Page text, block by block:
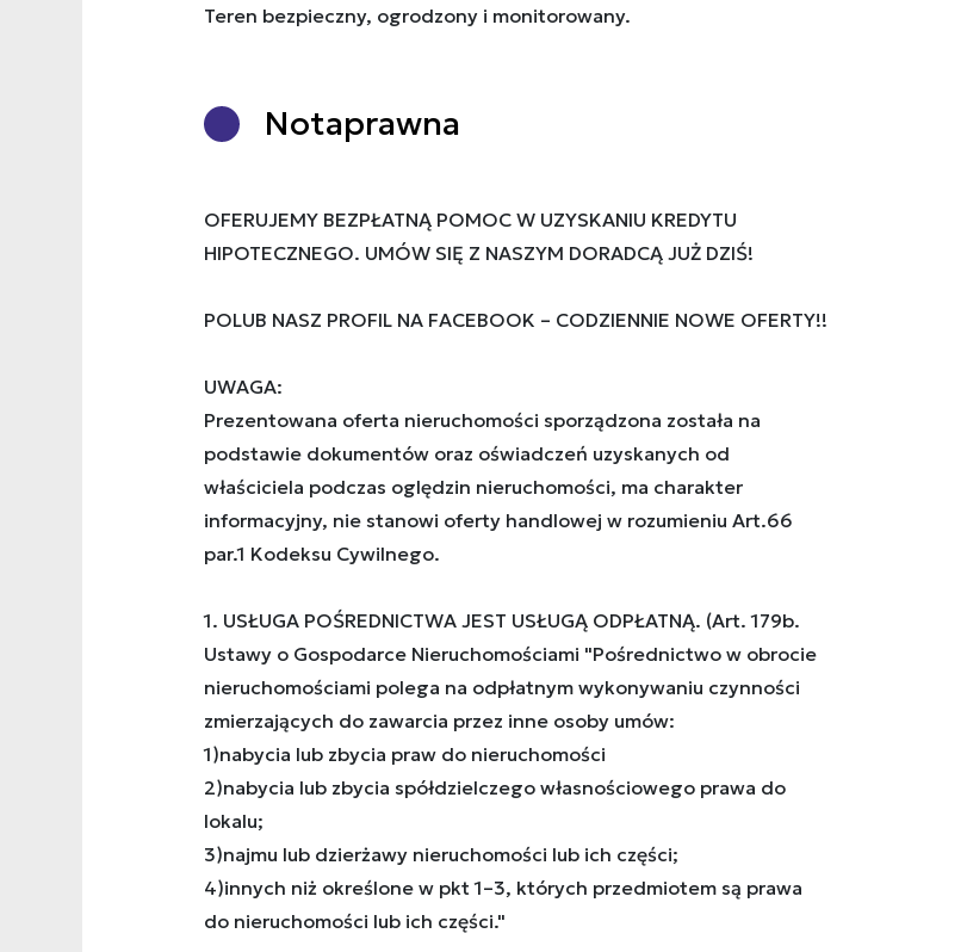
Teren bezpieczny, ogrodzony i monitorowany.
Notaprawna
OFERUJEMY BEZPŁATNĄ POMOC W UZYSKANIU KREDYTU
HIPOTECZNEGO. UMÓW SIĘ Z NASZYM DORADCĄ JUŻ DZIŚ!
POLUB NASZ PROFIL NA FACEBOOK – CODZIENNIE NOWE OFERTY!!
UWAGA:
Prezentowana oferta nieruchomości sporządzona została na
podstawie dokumentów oraz oświadczeń uzyskanych od
właściciela podczas oględzin nieruchomości, ma charakter
informacyjny, nie stanowi oferty handlowej w rozumieniu Art.66
par.1 Kodeksu Cywilnego.
1. USŁUGA POŚREDNICTWA JEST USŁUGĄ ODPŁATNĄ. (Art. 179b.
Ustawy o Gospodarce Nieruchomościami "Pośrednictwo w obrocie
nieruchomościami polega na odpłatnym wykonywaniu czynności
zmierzających do zawarcia przez inne osoby umów:
1)nabycia lub zbycia praw do nieruchomości
2)nabycia lub zbycia spółdzielczego własnościowego prawa do
lokalu;
3)najmu lub dzierżawy nieruchomości lub ich części;
4)innych niż określone w pkt 1–3, których przedmiotem są prawa
do nieruchomości lub ich części."